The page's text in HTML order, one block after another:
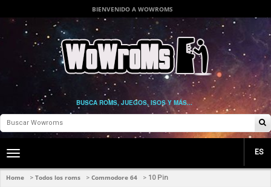
BIENVENIDO A WOWROMS
BUSCA ROMS, JUEGOS, ISOS Y MÁS...
Toggle
navigation
ES
Home > Todos los roms > Commodore 64 > 10 Pin